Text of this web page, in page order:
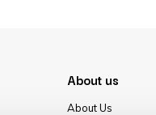
About us
About Us